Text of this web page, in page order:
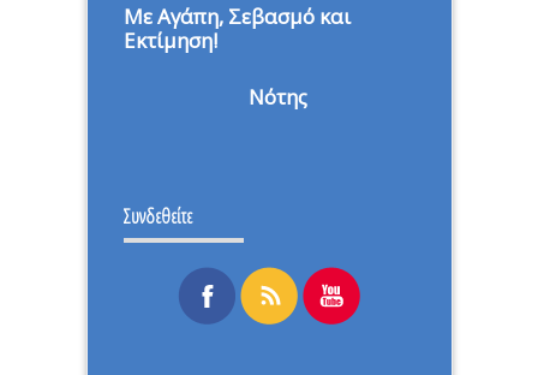
Με Αγάπη, Σεβασμό και
Εκτίμηση!
Νότης
Συνδεθείτε